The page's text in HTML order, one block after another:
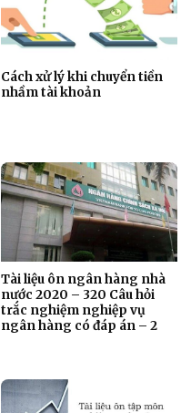
Cách xử lý khi chuyển tiền
nhầm tài khoản
Tài liệu ôn ngân hàng nhà
nước 2020 – 320 Câu hỏi
trắc nghiệm nghiệp vụ
ngân hàng có đáp án – 2